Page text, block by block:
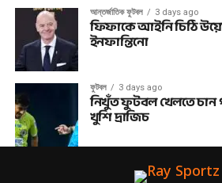
আন্তর্জাতিক ফুটবল 3 days ago
ফিফাকে আইনি চিঠি
ইনফান্তিনো
ফুটবল 3 days ago
নিখুঁত ফুটবল খেলতে চান
খুশি দ্রাজিচ